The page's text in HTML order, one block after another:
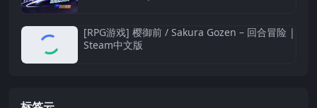
[RPG游戏] 樱御前 / Sakura Gozen – 回合冒险 |
Steam中文版